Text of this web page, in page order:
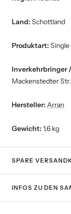
Land: Schottland
Produktart:
Inverkehrbringer
Mackenstedter
Hersteller: Arran
Gewicht: 1,6 kg
SPARE
INFOS ZU DEN